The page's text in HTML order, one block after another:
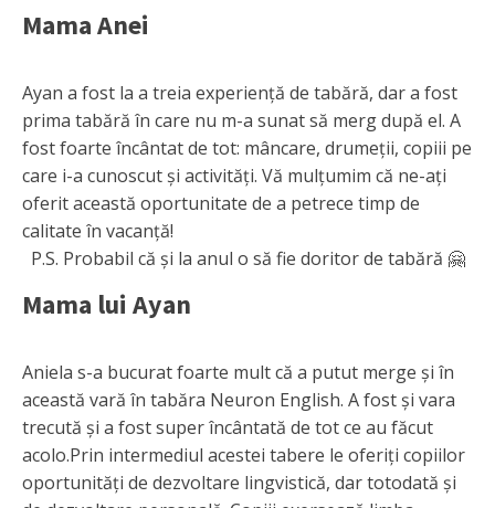
Mama Anei
Ayan a fost la a treia experiență de tabără, dar a fost
prima tabără în care nu m-a sunat să merg după el. A
fost foarte încântat de tot: mâncare, drumeții, copiii pe
care i-a cunoscut și activități. Vă mulțumim că ne-ați
oferit această oportunitate de a petrece timp de
calitate în vacanță!
P.S. Probabil că și la anul o să fie doritor de tabără 🤗
Mama lui Ayan
Aniela s-a bucurat foarte mult că a putut merge și în
această vară în tabăra Neuron English. A fost și vara
trecută și a fost super încântată de tot ce au făcut
acolo.Prin intermediul acestei tabere le oferiți copiilor
oportunități de dezvoltare lingvistică, dar totodată și